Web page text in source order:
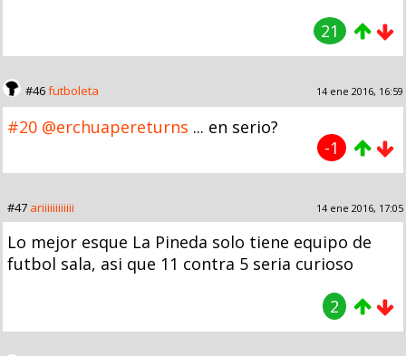
21
#46futboleta 14 ene 2016, 16:59
#20 @erchuapereturns ... en serio?
-1
#47 ariiiiiiiiiiii 14 ene 2016, 17:05
Lo mejor esque La Pineda solo tiene equipo de
futbol sala, asi que 11 contra 5 seria curioso
2